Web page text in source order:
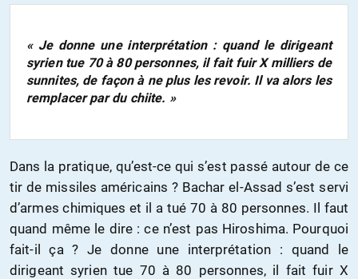
« Je donne une interprétation : quand le dirigeant
syrien tue 70 à 80 personnes, il fait fuir X milliers de
sunnites, de façon à ne plus les revoir. Il va alors les
remplacer par du chiite. »
Dans la pratique, qu’est-ce qui s’est passé autour de ce
tir de missiles américains ? Bachar el-Assad s’est servi
d’armes chimiques et il a tué 70 à 80 personnes. Il faut
quand même le dire : ce n’est pas Hiroshima. Pourquoi
fait-il ça ? Je donne une interprétation : quand le
dirigeant syrien tue 70 à 80 personnes, il fait fuir X